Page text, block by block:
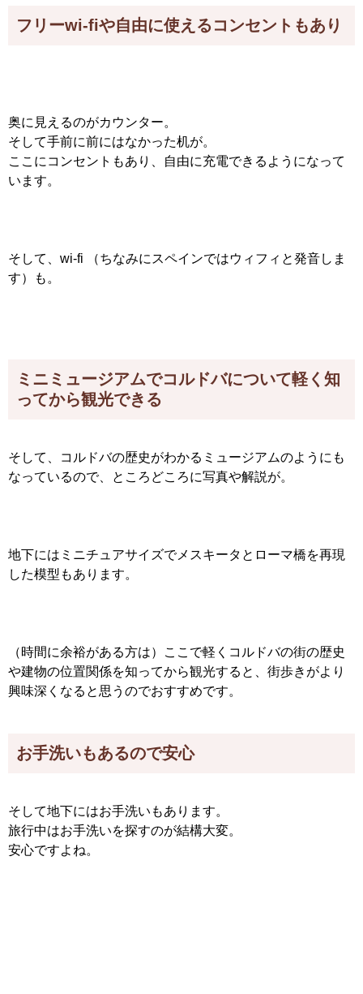
フリーwi-fiや自由に使えるコンセントもあり
奥に見えるのがカウンター。
そして手前に前にはなかった机が。
ここにコンセントもあり、自由に充電できるようになって
います。
そして、wi-fi （ちなみにスペインではウィフィと発音しま
す）も。
ミニミュージアムでコルドバについて軽く知
ってから観光できる
そして、コルドバの歴史がわかるミュージアムのようにも
なっているので、ところどころに写真や解説が。
地下にはミニチュアサイズでメスキータとローマ橋を再現
した模型もあります。
（時間に余裕がある方は）ここで軽くコルドバの街の歴史
や建物の位置関係を知ってから観光すると、街歩きがより
興味深くなると思うのでおすすめです。
お手洗いもあるので安心
そして地下にはお手洗いもあります。
旅行中はお手洗いを探すのが結構大変。
安心ですよね。